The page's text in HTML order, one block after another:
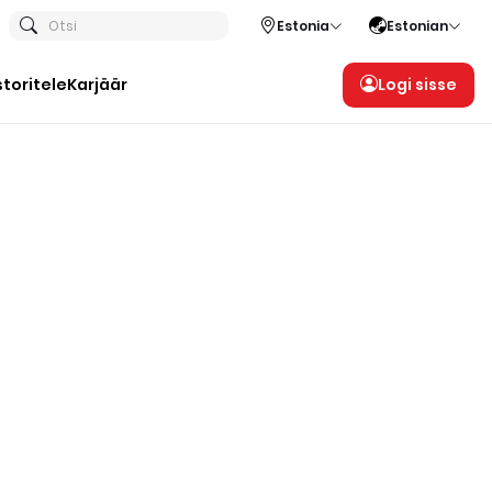
Otsi Estonia Estonian
Karjäär Logi sisse